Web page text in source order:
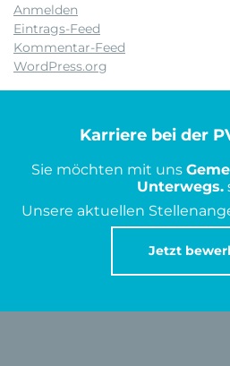
Anmelden
Eintrags-Feed
Kommentar-Feed
WordPress.org
Karriere bei der
Sie möchten mit uns
Unterwegs.
Unsere aktuellen
Jetzt